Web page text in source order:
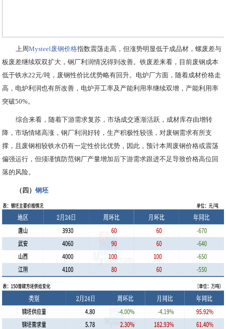
上周Mysteel废钢价格指数震荡走高，但涨势明显低于成品材，螺废差与
板废差继续双双扩大，钢厂利润情况得到改善。铁废差来看，目前废钢成本
低于铁水22元/吨，废钢性价比优势略有回升。电炉厂方面，随着成材价格走
高，电炉利润也有所改善，电炉开工率及产能利用率继续双增，产能利用率
突破50%。
综合来看，随着下游需求复苏，市场成交逐渐活跃，成材库存由增转
降，市场情绪高涨，钢厂利润好转，生产积极性较强，对废钢需求有所支
撑，且废钢相较铁水仍有一定性价比优势，因此，预计本周废钢价格或震荡
偏强运行，但须谨慎防范钢厂产量增加后下游需求跟进不足导致价格高位回
落的风险。
（四） 钢坯